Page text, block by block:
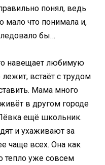
понял, ведь
мало что понимала и,
бы…
навещает любимую
встаёт с трудом
Мама много
в другом городе
ещё школьник.
и ухаживают за
чаще всех. Она как
тепло уже совсем